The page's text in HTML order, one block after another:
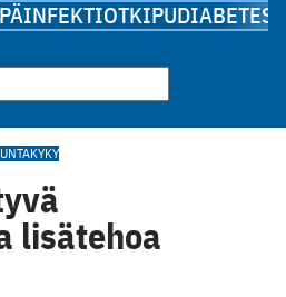
INFEKTIOTKIPUDIABETES
lisätehoa